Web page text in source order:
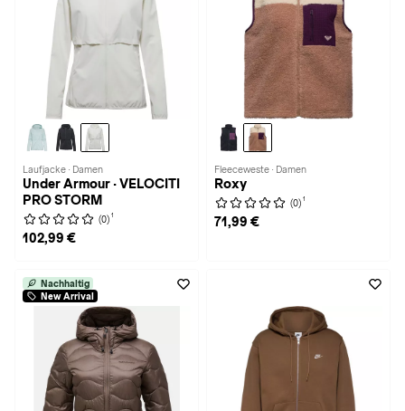
Laufjacke · Damen
Under Armour · VELOCITI
PRO STORM
(0) 1
102,99 €
Fleeceweste · Damen
Roxy
(0) 1
71,99 €
Nachhaltig
New Arrival